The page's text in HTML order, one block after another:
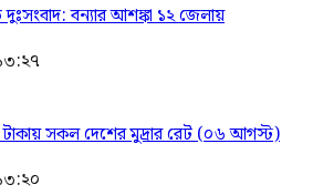
বন্যার আশঙ্কা ১২ জেলায়
সকল দেশের মুদ্রার রেট (০৬ আগস্ট)